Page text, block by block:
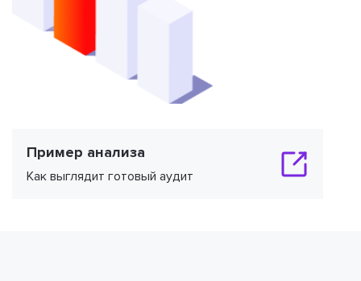
Пример анализа
Как выглядит готовый аудит